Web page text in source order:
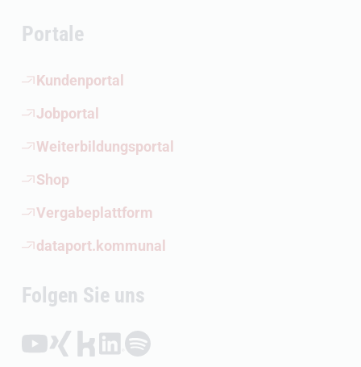
Portale
Kundenportal
(Öffnet externen Link)
Jobportal
(Öffnet externen Link)
Weiterbildungsportal
(Öffnet externen Link)
Shop
(Öffnet externen Link)
Vergabeplattform
(Öffnet externen Link)
dataport.kommunal
(Öffnet externen Link)
Folgen Sie uns
Folgen auf YouTube (Öffnet externen Link)
Folgen auf Xing (Öffnet externen Link)
Folgen auf Kununu (Öffnet externen Link)
Folgen auf LinkedIn (Öffnet externen Link)
Folgen auf Spotify (Öffnet externen Link)